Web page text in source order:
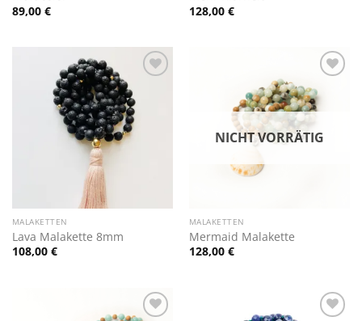
89,00 €
128,00 €
Zur
Wunschliste
hinzufügen
MALAKETTEN
Lava Malakette 8mm
108,00 €
Zur
Wunschliste
hinzufügen
NICHT VORRÄTIG
MALAKETTEN
Mermaid Malakette
128,00 €